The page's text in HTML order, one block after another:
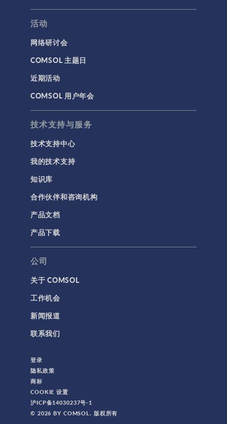
活动
网络研讨会
COMSOL 主题日
近期活动
COMSOL 用户年会
技术支持与服务
技术支持中心
我的技术支持
知识库
合作伙伴和咨询机构
产品文档
产品下载
公司
关于 COMSOL
工作机会
新闻报道
联系我们
登录
隐私政策
商标
COOKIE 设置
沪ICP备14030237号-1
© 2026 BY COMSOL. 版权所有